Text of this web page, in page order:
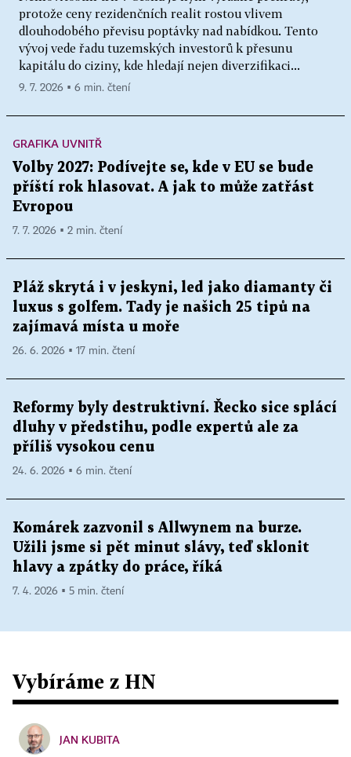
protože ceny rezidenčních realit rostou vlivem
dlouhodobého převisu poptávky nad nabídkou. Tento
vývoj vede řadu tuzemských investorů k přesunu
kapitálu do ciziny, kde hledají nejen diverzifikaci...
9. 7. 2026 ▪ 6 min. čtení
GRAFIKA UVNITŘ
Volby 2027: Podívejte se, kde v EU se bude
příští rok hlasovat. A jak to může zatřást
Evropou
7. 7. 2026 ▪ 2 min. čtení
Pláž skrytá i v jeskyni, led jako diamanty či
luxus s golfem. Tady je našich 25 tipů na
zajímavá místa u moře
26. 6. 2026 ▪ 17 min. čtení
Reformy byly destruktivní. Řecko sice splácí
dluhy v předstihu, podle expertů ale za
příliš vysokou cenu
24. 6. 2026 ▪ 6 min. čtení
Komárek zazvonil s Allwynem na burze.
Užili jsme si pět minut slávy, teď sklonit
hlavy a zpátky do práce, říká
7. 4. 2026 ▪ 5 min. čtení
Vybíráme z HN
JAN KUBITA